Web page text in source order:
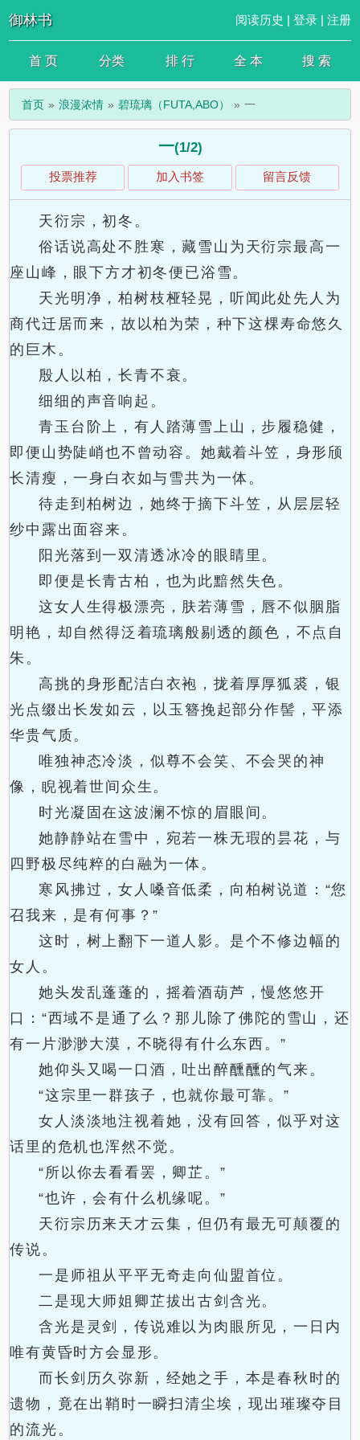
御林书 阅读历史 | 登录| 注册
首 页 分类 排 行 全 本 搜 索
首页 浪漫浓情 碧琉璃（FUTA,ABO） 一
一(1/2)
投票推荐 加入书签 留言反馈
天衍宗，初冬。
俗话说高处不胜寒，藏雪山为天衍宗最高一
座山峰，眼下方才初冬便已浴雪。
天光明净，柏树枝桠轻晃，听闻此处先人为
商代迁居而来，故以柏为荣，种下这棵寿命悠久
的巨木。
殷人以柏，长青不衰。
细细的声音响起。
青玉台阶上，有人踏薄雪上山，步履稳健，
即便山势陡峭也不曾动容。她戴着斗笠，身形颀
长清瘦，一身白衣如与雪共为一体。
待走到柏树边，她终于摘下斗笠，从层层轻
纱中露出面容来。
阳光落到一双清透冰冷的眼睛里。
即便是长青古柏，也为此黯然失色。
这女人生得极漂亮，肤若薄雪，唇不似胭脂
明艳，却自然得泛着琉璃般剔透的颜色，不点自
朱。
高挑的身形配洁白衣袍，拢着厚厚狐裘，银
光点缀出长发如云，以玉簪挽起部分作髻，平添
华贵气质。
唯独神态冷淡，似尊不会笑、不会哭的神
像，睨视着世间众生。
时光凝固在这波澜不惊的眉眼间。
她静静站在雪中，宛若一株无瑕的昙花，与
四野极尽纯粹的白融为一体。
寒风拂过，女人嗓音低柔，向柏树说道：“您
召我来，是有何事？”
这时，树上翻下一道人影。是个不修边幅的
女人。
她头发乱蓬蓬的，摇着酒葫芦，慢悠悠开
口：“西域不是通了么？那儿除了佛陀的雪山，还
有一片渺渺大漠，不晓得有什么东西。”
她仰头又喝一口酒，吐出醉醺醺的气来。
“这宗里一群孩子，也就你最可靠。”
女人淡淡地注视着她，没有回答，似乎对这
话里的危机也浑然不觉。
“所以你去看看罢，卿芷。”
“也许，会有什么机缘呢。”
天衍宗历来天才云集，但仍有最无可颠覆的
传说。
一是师祖从平平无奇走向仙盟首位。
二是现大师姐卿芷拔出古剑含光。
含光是灵剑，传说难以为肉眼所见，一日内
唯有黄昏时方会显形。
而长剑历久弥新，经她之手，本是春秋时的
遗物，竟在出鞘时一瞬扫清尘埃，现出璀璨夺目
的流光。